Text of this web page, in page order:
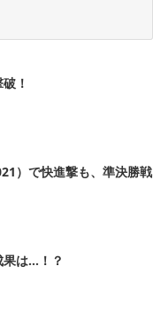
！
）で快進撃も、準決勝戦
果は…！？